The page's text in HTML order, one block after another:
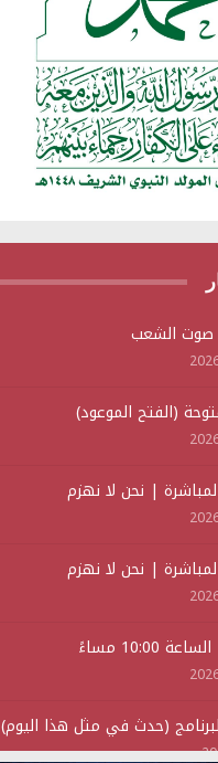
الشعب
(الفتح الموعود)
| نحن لا نهزم
| نحن لا نهزم
10:00 مساءً
(حدث في مثل هذا اليوم)